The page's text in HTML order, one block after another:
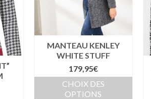
MANTEAU KENLEY
WHITE STUFF
179,95€
CHOIX DES
OPTIONS